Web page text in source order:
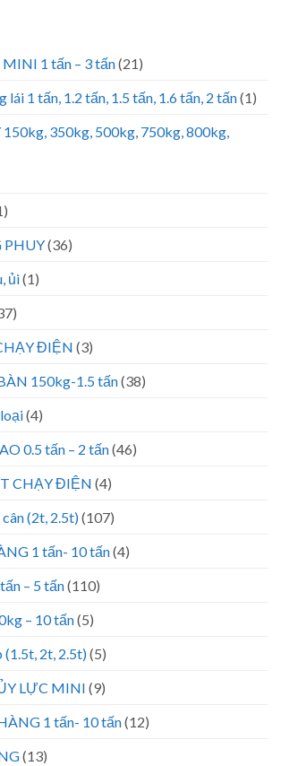
1 tấn – 3 tấn(21)
lái 1 tấn, 1.2 tấn, 1.5 tấn, 1.6 tấn, 2 tấn(1)
350kg, 500kg, 750kg, 800kg,
PHUY(36)
ủi(1)
ĐIỆN (3)
150kg-1.5 tấn(38)
(4)
0.5 tấn – 2 tấn(46)
CHẠY ĐIỆN (4)
cân (2t, 2.5t)(107)
1 tấn- 10 tấn(4)
– 5 tấn(110)
– 10 tấn(5)
(1.5t, 2t, 2.5t)(5)
LỰC MINI (9)
1 tấn- 10 tấn(12)
(13)